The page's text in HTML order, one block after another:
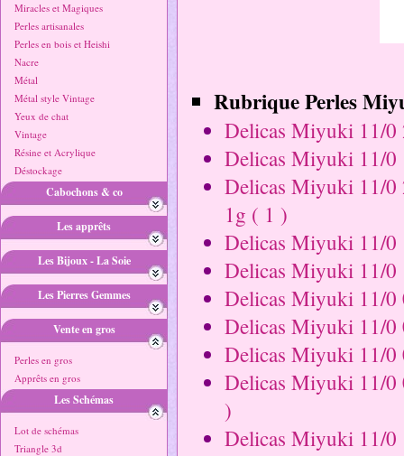
Miracles et Magiques
Perles artisanales
Perles en bois et Heishi
Nacre
Métal
Métal style Vintage
Yeux de chat
Vintage
Résine et Acrylique
Déstockage
Cabochons & co
Les apprêts
Les Bijoux - La Soie
Les Pierres Gemmes
Vente en gros
Perles en gros
Apprêts en gros
Les Schémas
Lot de schémas
Triangle 3d
Rubrique Perles
Delicas Miyuki 11/0
Delicas Miyuki 11/0
Delicas Miyuki 11/0
1g ( 1 )
Delicas Miyuki 11/0
Delicas Miyuki 11/0
Delicas Miyuki 11/0
Delicas Miyuki 11/0
Delicas Miyuki 11/0
Delicas Miyuki 11/0
)
Delicas Miyuki 11/0